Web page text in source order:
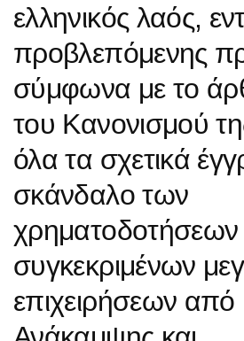
ελληνικός λαός,
προβλεπόμενης
σύμφωνα με το
του Κανονισμού
όλα τα σχετικά
σκάνδαλο των
συγκεκριμένων
επιχειρήσεων από